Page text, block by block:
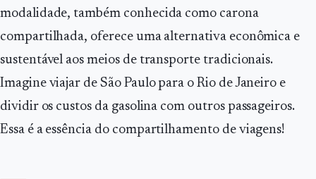
modalidade, também conhecida como carona
compartilhada, oferece uma alternativa econômica e
sustentável aos meios de transporte tradicionais.
Imagine viajar de São Paulo para o Rio de Janeiro e
dividir os custos da gasolina com outros passageiros.
Essa é a essência do compartilhamento de viagens!